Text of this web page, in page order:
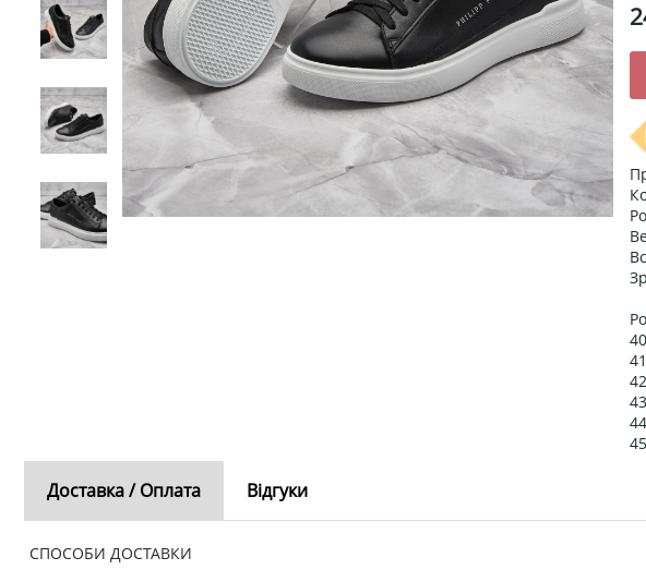
Доставка / Оплата Відгуки
СПОСОБИ ДОСТАВКИ